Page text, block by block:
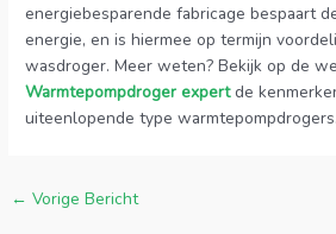
energiebesparende fabricage bespaart
energie, en is hiermee op termijn
wasdroger. Meer weten? Bekijk op de
Warmtepompdroger expertde
uiteenlopende type warmtepompdrogers.
← Vorige Bericht